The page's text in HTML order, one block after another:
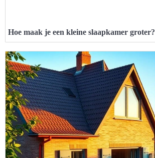
Hoe maak je een kleine slaapkamer groter?